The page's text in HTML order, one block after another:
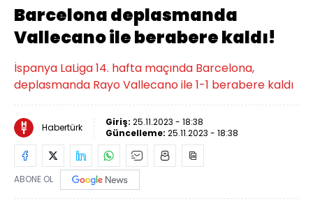
Barcelona deplasmanda
Vallecano ile berabere kaldı!
İspanya LaLiga 14. hafta maçında Barcelona,
deplasmanda Rayo Vallecano ile 1-1 berabere kaldı
Habertürk Giriş: 25.11.2023 - 18:38
Güncelleme: 25.11.2023 - 18:38
ABONE OL